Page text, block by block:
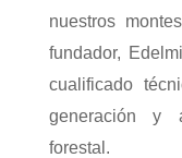
nuestros
fundador,
cualificado
generación y
forestal.